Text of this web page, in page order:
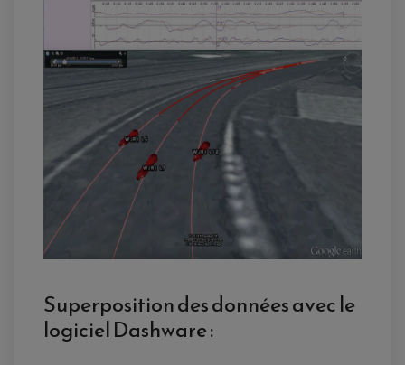
Superposition des données avec le
logiciel Dashware :